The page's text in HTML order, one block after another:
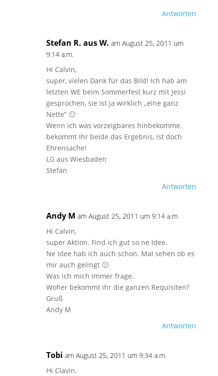
Antworten
Stefan R. aus W. am August 25, 2011 um
9:14 a.m.
Hi Calvin,
super, vielen Dank für das Bild! Ich hab am
letzten WE beim Sommerfest kurz mit Jessi
gesprochen, sie ist ja wirklich „eine ganz
Nette“ 🙂
Wenn ich was vorzeigbares hinbekomme,
bekommt Ihr beide das Ergebnis, ist doch
Ehrensache!
LG aus Wiesbaden
Stefan
Antworten
Andy M am August 25, 2011 um 9:14 a.m.
Hi Calvin,
super Aktion. Find ich gut so ne Idee.
Ne Idee hab ich auch schon. Mal sehen ob es
mir auch gelingt 🙂
Was ich mich immer frage.
Woher bekommt ihr die ganzen Requisiten?
Gruß
Andy M
Antworten
Tobi am August 25, 2011 um 9:34 a.m.
Hi Clavin,